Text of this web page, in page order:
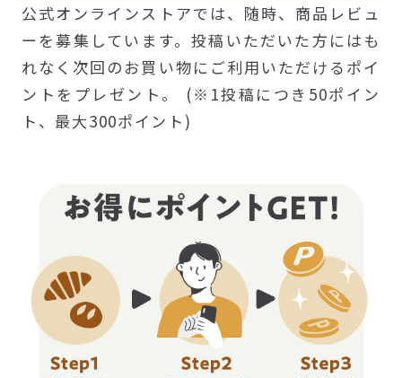
公式オンラインストアでは、随時、商品レビュ
ーを募集しています。投稿いただいた方にはも
れなく次回のお買い物にご利用いただけるポイ
ントをプレゼント。 (※1投稿につき50ポイン
ト、最大300ポイント)